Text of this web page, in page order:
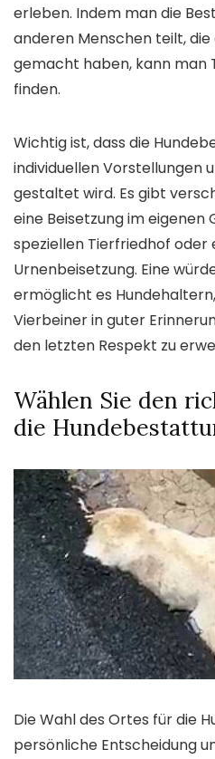
erleben. Indem man die
anderen Menschen teilt,
gemacht haben, kann man
finden.
Wichtig ist, dass die
individuellen Vorstellungen
gestaltet wird. Es gibt
eine Beisetzung im eigenen
speziellen Tierfriedhof oder
Urnenbeisetzung. Eine
ermöglicht es
Vierbeiner in guter
den letzten Respekt zu
Wählen Sie den
die
Die Wahl des Ortes für die
persönliche Entscheidung